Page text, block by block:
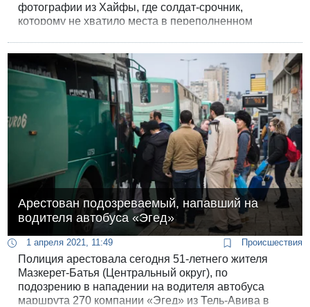
фотографии из Хайфы, где солдат-срочник,
которому не хватило места в переполненном
Арестован подозреваемый, напавший на
водителя автобуса «Эгед»
1 апреля 2021, 11:49 Происшествия
Полиция арестовала сегодня 51-летнего жителя
Мазкерет-Батья (Центральный округ), по
подозрению в нападении на водителя автобуса
маршрута 270 компании «Эгед» из Тель-Авива в